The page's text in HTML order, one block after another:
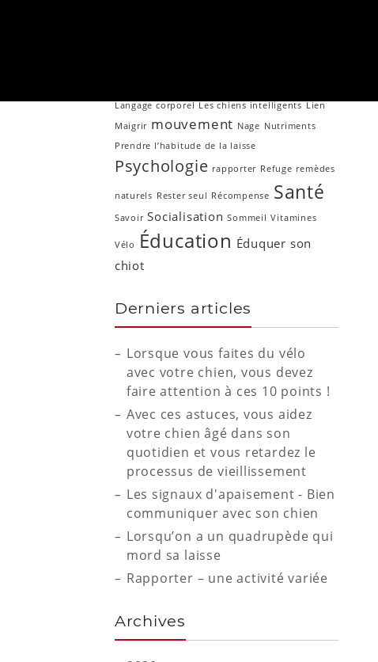
Langage corporel Les chiens intelligents Lien
Maigrir mouvement Nage Nutriments
Prendre l’habitude de la laisse
Psychologie rapporter Refuge remèdes
naturels Rester seul Récompense Santé
Savoir Socialisation Sommeil Vitamines
Vélo Éducation Éduquer son
chiot
Derniers articles
Lorsque vous faites du vélo
avec votre chien, vous devez
faire attention à ces 10 points !
Avec ces astuces, vous aidez
votre chien âgé dans son
quotidien et vous retardez le
processus de vieillissement
Les signaux d'apaisement - Bien
communiquer avec son chien
Lorsqu’on a un quadrupède qui
mord sa laisse
Rapporter – une activité variée
Archives